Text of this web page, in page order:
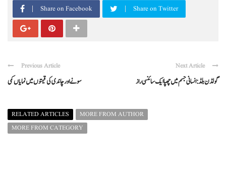
Share on Facebook Share on Twitter
Previous Article
سونے اور چاندی کی قیمتوں میں نمایاں کمی
Next Article
گولڈن بلڈ: انسانی جسم میں چھپا ایک سائنسی راز
RELATED ARTICLES
MORE FROM AUTHOR
MORE FROM CATEGORY